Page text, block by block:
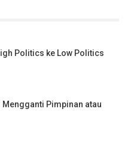
Politics ke Low Politics
Pimpinan atau